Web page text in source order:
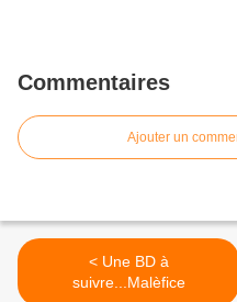
Commentaires
Ajouter un
< Une BD à
suivre...Malèfice